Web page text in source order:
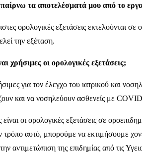
τα αποτελέσματά μου από το
ορολογικές εξετάσεις εκτελούνται
την εξέταση.
χρήσιμες οι ορολογικές εξετάσεις;
για τον έλεγχο του ιατρικού και
και να νοσηλεύουν ασθενείς με
είναι οι ορολογικές εξετάσεις σε
αυτό, μπορούμε να εκτιμήσουμε
αντιμετώπιση της επιδημίας από τις